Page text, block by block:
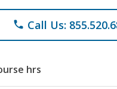
phone Call Us:
hrs